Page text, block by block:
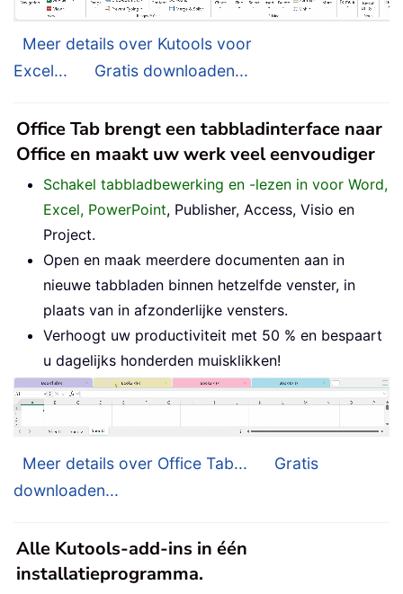
Meer details over Kutools voor
Excel...
Gratis downloaden...
Office Tab brengt een tabbladinterface naar
Office en maakt uw werk veel eenvoudiger
Schakel tabbladbewerking en -lezen in voor Word,
Excel, PowerPoint, Publisher, Access, Visio en
Project.
Open en maak meerdere documenten aan in
nieuwe tabbladen binnen hetzelfde venster, in
plaats van in afzonderlijke vensters.
Verhoogt uw productiviteit met 50 % en bespaart
u dagelijks honderden muisklikken!
Meer details over Office Tab...
Gratis
downloaden...
Alle Kutools-add-ins in één
installatieprogramma.